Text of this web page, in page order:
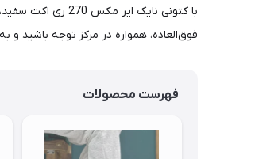
با کتونی نایک
فوق‌العاده، همواره در مرکز توجه باشید
فهرست محصولات